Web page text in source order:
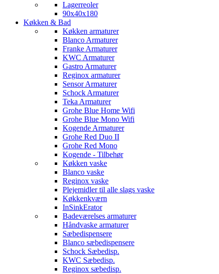
Lagerreoler
90x40x180
Køkken & Bad
Køkken armaturer
Blanco Armaturer
Franke Armaturer
KWC Armaturer
Gastro Armaturer
Reginox armaturer
Sensor Armaturer
Schock Armaturer
Teka Armaturer
Grohe Blue Home Wifi
Grohe Blue Mono Wifi
Kogende Armaturer
Grohe Red Duo II
Grohe Red Mono
Kogende - Tilbehør
Køkken vaske
Blanco vaske
Reginox vaske
Plejemidler til alle slags vaske
Køkkenkværn
InSinkErator
Badeværelses armaturer
Håndvaske armaturer
Sæbedispensere
Blanco sæbedispensere
Schock Sæbedisp.
KWC Sæbedisp.
Reginox sæbedisp.